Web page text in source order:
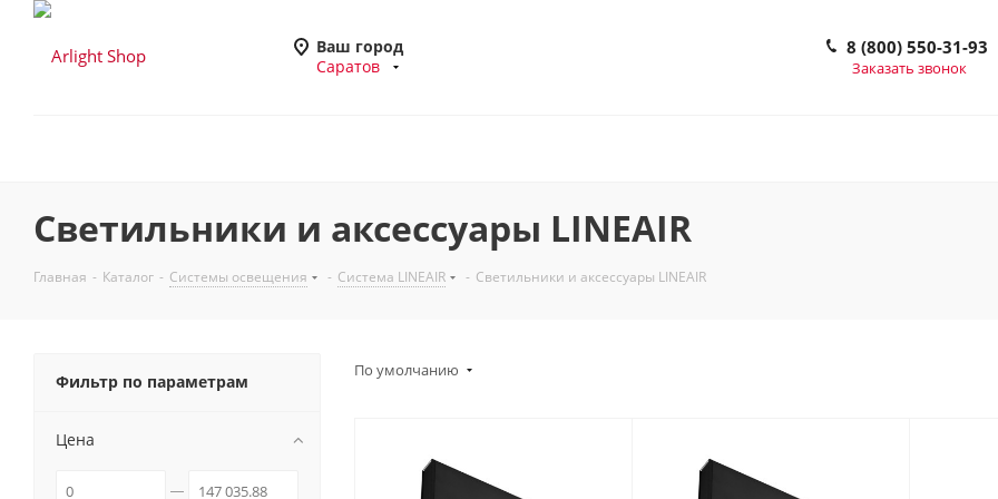
Ваш город
Саратов
8 (800) 550-31-93
Заказать звонок
Светильники и аксессуары LINEAIR
Главная - Каталог - Системы освещения - Система LINEAIR - Светильники и аксессуары LINEAIR
По умолчанию
Фильтр по параметрам
Цена